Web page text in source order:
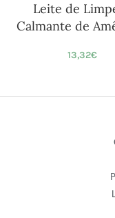
Leite de
Calmante de
13,32€